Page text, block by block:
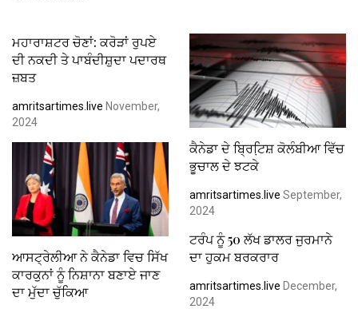
ਮਹਾਰਾਸ਼ਟਰ ਚੋਣਾਂ: ਕਰੋੜਾਂ ਰੁਪਏ
ਦੀ ਨਕਦੀ ਤੇ ਪਾਬੰਦੀਸ਼ੁਦਾ ਪਦਾਰਥ
ਜ਼ਬਤ
amritsartimes.live November,
2024
ਕੈਨੇਡਾ ਦੇ ਬ੍ਰਿਟਿ਼ਸ਼ ਕੋਲੰਬੀਆ ਵਿੱਚ
ਭੂਚਾਲ ਦੇ ਝਟਕੇ
amritsartimes.live September,
2024
ਆਸਟ੍ਰੇਲੀਆ ਨੇ ਕੈਨੇਡਾ ਵਿਚ ਸਿੱਖ
ਕਾਰਕੁਨਾਂ ਨੂੰ ਨਿਸ਼ਾਨਾ ਬਣਾਏ ਜਾਣ
ਦਾ ਮੁੱਦਾ ਚੁੱਕਿਆ
ਟਰੰਪ ਨੂੰ 50 ਲੱਖ ਡਾਲਰ ਜੁਰਮਾਨੇ
ਦਾ ਹੁਕਮ ਬਰਕਰਾਰ
amritsartimes.live December,
2024